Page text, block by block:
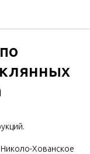
Николо-Хованское